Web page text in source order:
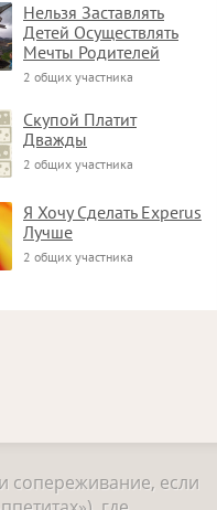
Нельзя Заставлять
Детей Осуществлять
Мечты Родителей
2 общих участника
Скупой Платит
Дважды
2 общих участника
Я Хочу Сделать Experus
Лучше
2 общих участника
сопереживание, если